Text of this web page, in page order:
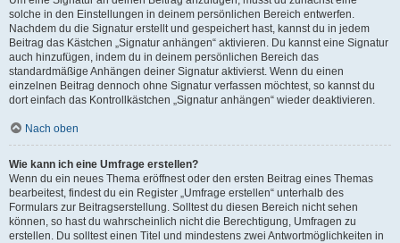
solche in den Einstellungen in deinem persönlichen Bereich entwerfen.
Nachdem du die Signatur erstellt und gespeichert hast, kannst du in jedem
Beitrag das Kästchen „Signatur anhängen“ aktivieren. Du kannst eine Signatur
auch hinzufügen, indem du in deinem persönlichen Bereich das
standardmäßige Anhängen deiner Signatur aktivierst. Wenn du einen
einzelnen Beitrag dennoch ohne Signatur verfassen möchtest, so kannst du
dort einfach das Kontrollkästchen „Signatur anhängen“ wieder deaktivieren.
Nach oben
Wie kann ich eine Umfrage erstellen?
Wenn du ein neues Thema eröffnest oder den ersten Beitrag eines Themas
bearbeitest, findest du ein Register „Umfrage erstellen“ unterhalb des
Formulars zur Beitragserstellung. Solltest du diesen Bereich nicht sehen
können, so hast du wahrscheinlich nicht die Berechtigung, Umfragen zu
erstellen. Du solltest einen Titel und mindestens zwei Antwortmöglichkeiten in